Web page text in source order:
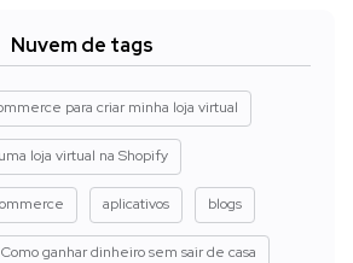
Nuvem de tags
para criar minha loja virtual
loja virtual na Shopify
aplicativos blogs
Como ganhar dinheiro sem sair de casa